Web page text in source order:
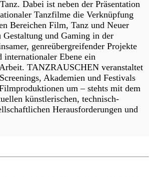
Dabei ist neben der Präsentation
Tanzfilme die Verknüpfung
Bereichen Film, Tanz und Neuer
und Gaming in der
genreübergreifender Projekte
internationaler Ebene ein
TANZRAUSCHEN veranstaltet
Akademien und Festivals
um – stehts mit dem
künstlerischen, technisch-
Herausforderungen und